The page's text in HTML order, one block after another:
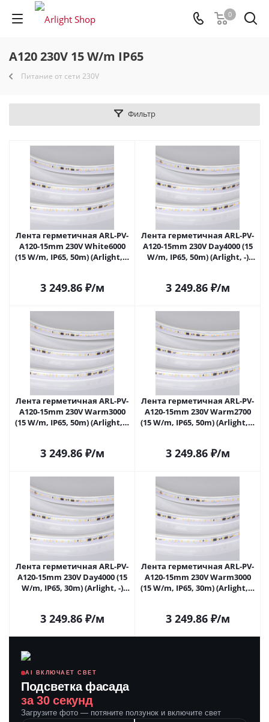
0
A120 230V 15 W/m IP65
Питание от сети 230V
Фильтр
Лента герметичная ARL-PV-
A120-15mm 230V White6000
(15 W/m, IP65, 50m) (Arlight, -)
3 249.86₽/м
Лента герметичная ARL-PV-
A120-15mm 230V Day4000 (15
W/m, IP65, 50m) (Arlight, -)
3 249.86₽/м
Лента герметичная ARL-PV-
A120-15mm 230V Warm3000
(15 W/m, IP65, 50m) (Arlight, -)
3 249.86₽/м
Лента герметичная ARL-PV-
A120-15mm 230V Warm2700
(15 W/m, IP65, 50m) (Arlight, -)
3 249.86₽/м
Лента герметичная ARL-PV-
A120-15mm 230V Day4000 (15
W/m, IP65, 30m) (Arlight, -)
3 249.86₽/м
Лента герметичная ARL-PV-
A120-15mm 230V Warm3000
(15 W/m, IP65, 30m) (Arlight, -)
3 249.86₽/м
AI ВКЛЮЧАЕТ СВЕТ
Подсветка фасада
за 30 секунд
Загрузите фото — потяните ползунок и включите свет